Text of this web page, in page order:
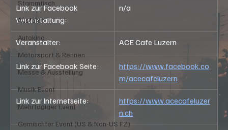
Stammtisch
Ausfahrt
Autokino
Motorsport & Rennen
Messe & Ausstellung
Musik Event
Mehrtägiger Event
Gemischter Event (US & Non-US FZ)
Link zur Facebook
Veranstaltung:
n/a
Veranstalter: ACE Cafe Luzern
Link zur Facebook Seite:
https://www.facebook.co
m/acecafeluzern
Link zur Internetseite:
https://www.acecafeluzer
n.ch